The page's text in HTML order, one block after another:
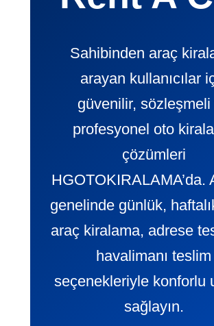
Sahibinden araç
arayan kullanıcılar
güvenilir, sözleşmeli
profesyonel oto
çözümleri
HGOTOKIRALAMA’da.
genelinde günlük,
araç kiralama, adrese
havalimanı teslim
seçenekleriyle konforlu
sağlayın.